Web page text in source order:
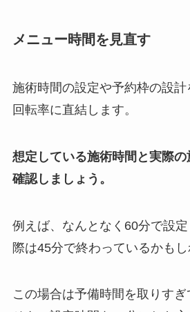
メニュー時間を見直す
施術時間の設定や予約枠の設計
回転率に直結します。
想定している施術時間と実際
確認しましょう。
例えば、なんとなく60分で設
際は45分で終わっているかもし
この場合は予備時間を取りす